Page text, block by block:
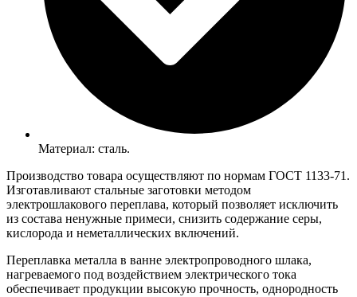
Материал: сталь.
Производство товара осуществляют по нормам ГОСТ 1133-71.
Изготавливают стальные заготовки методом
электрошлакового переплава, который позволяет исключить
из состава ненужные примеси, снизить содержание серы,
кислорода и неметаллических включений.
Переплавка металла в ванне электропроводного шлака,
нагреваемого под воздействием электрического тока
обеспечивает продукции высокую прочность, однородность